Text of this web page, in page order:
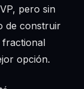
pero sin
de construir
fractional
opción.